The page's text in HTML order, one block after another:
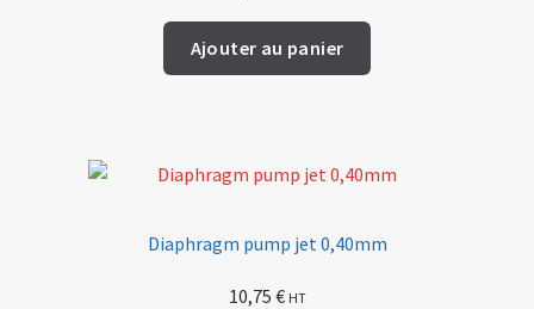
Ajouter au panier
Diaphragm pump jet 0,40mm
10,75 € HT